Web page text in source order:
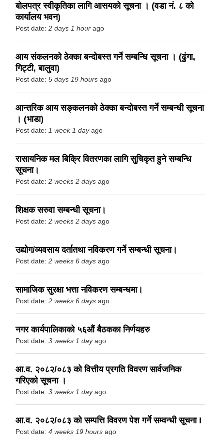
बोलपत्र स्वीकृतिका लागि आसयको सूचना । (वडा नं. ८ को
कार्यालय भवन)
Post date: 2 days 1 hour ago
आय संकलनको ठेक्का बन्दोबस्त गर्ने सम्बन्धि सूचना । (ढुंगा,
गिट्टी, बालुवा)
Post date: 5 days 19 hours ago
आन्तरिक आय सङ्कलनको ठेक्का बन्दोबस्त गर्ने सम्बन्धी सूचना
। (भाडा)
Post date: 1 week 1 dayago
रासायनिक मल बिक्रि वितरणका लागि सुचिकृत हुने सम्बन्धि
सूचना।
Post date: 2 weeks 2 days ago
शिक्षक सरुवा सम्बन्धी सूचना।
Post date: 2 weeks 2 days ago
उद्योग/व्यवसाय दर्तातथा नविकरण गर्ने सम्बन्धी सूचना।
Post date: 2 weeks 6 days ago
सामाजिक सुरक्षा भत्ता नविकरण सम्बन्धमा।
Post date: 2 weeks 6 days ago
नगर कार्यपालिकाको ५६औं बैठकका निर्णयहरु
Post date: 3 weeks 1 dayago
आ.व. २०८२/०८३ को वित्तीय प्रगति विवरण सार्वजनिक
गरिएको सूचना ।
Post date: 3 weeks 1 dayago
आ.व. २०८२/०८३ को सम्पत्ति विवरण पेश गर्ने सम्वन्धी सूचना I
Post date: 4 weeks 19 hours ago